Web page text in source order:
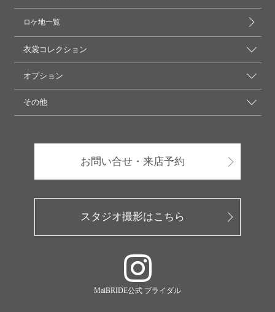
ロケ地一覧
衣裳コレクション
オプション
その他
お問い合せ・来店予約
スタジオ撮影はこちら
MaiBRIDE公式 ブライダル